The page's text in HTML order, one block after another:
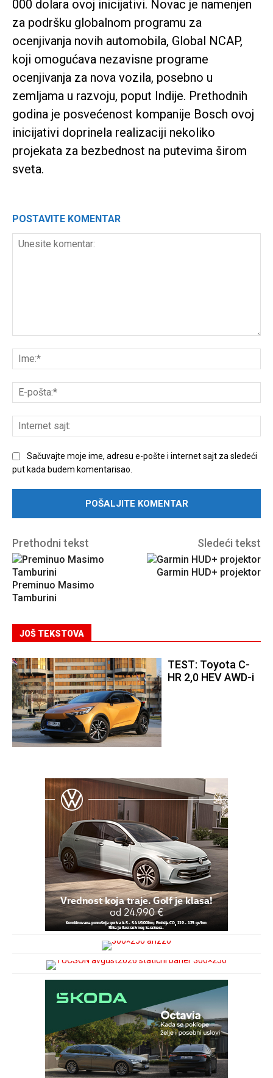
000 dolara ovoj inicijativi. Novac je namenjen
za podršku globalnom programu za
ocenjivanja novih automobila, Global NCAP,
koji omogućava nezavisne programe
ocenjivanja za nova vozila, posebno u
zemljama u razvoju, poput Indije. Prethodnih
godina je posvećenost kompanije Bosch ovoj
inicijativi doprinela realizaciji nekoliko
projekata za bezbednost na putevima širom
sveta.
POSTAVITE KOMENTAR
komentar:
Sačuvajte moje ime, adresu e-pošte i internet sajt za sledeći
put kada budem komentarisao.
Prethodni tekst
Preminuo Masimo
Tamburini
Sledeći tekst
Garmin HUD+ projektor
JOŠ TEKSTOVA
TEST: Toyota C-
HR 2,0 HEV AWD-i